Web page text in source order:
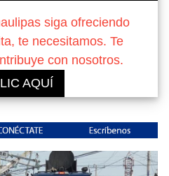
siga ofreciendo
te necesitamos. Te
con nosotros.
AQUÍ